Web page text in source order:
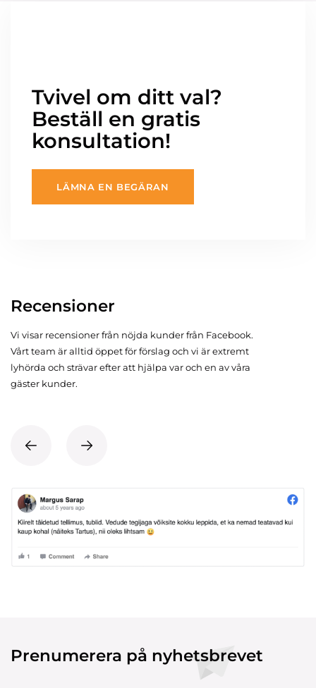
Tvivel om ditt val?
Beställ en gratis
konsultation!
LÄMNA EN BEGÄRAN
Recensioner
Vi visar recensioner från nöjda kunder från Facebook.
Vårt team är alltid öppet för förslag och vi är extremt
lyhörda och strävar efter att hjälpa var och en av våra
gäster kunder.
Prenumerera på nyhetsbrevet